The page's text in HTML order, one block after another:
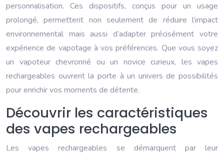
personnalisation. Ces dispositifs, conçus pour un usage
prolongé, permettent non seulement de réduire l’impact
environnemental mais aussi d’adapter précisément votre
expérience de vapotage à vos préférences. Que vous soyez
un vapoteur chevronné ou un novice curieux, les vapes
rechargeables ouvrent la porte à un univers de possibilités
pour enrichir vos moments de détente.
Découvrir les caractéristiques
des vapes rechargeables
Les vapes rechargeables se démarquent par leur